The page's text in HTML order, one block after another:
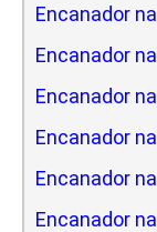
Encanador
Encanador
Encanador
Encanador
Encanador
Encanador